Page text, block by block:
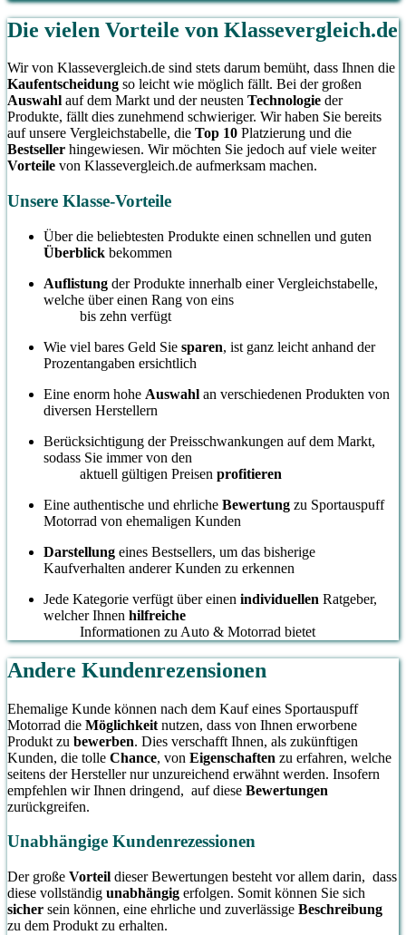
Die vielen Vorteile von Klassevergleich.de
Wir von Klassevergleich.de sind stets darum bemüht, dass Ihnen die
Kaufentscheidung so leicht wie möglich fällt. Bei der großen
Auswahl auf dem Markt und der neusten Technologie der
Produkte, fällt dies zunehmend schwieriger. Wir haben Sie bereits
auf unsere Vergleichstabelle, die Top 10 Platzierung und die
Bestseller hingewiesen. Wir möchten Sie jedoch auf viele weiter
Vorteile von Klassevergleich.de aufmerksam machen.
Unsere Klasse-Vorteile
Über die beliebtesten Produkte einen schnellen und guten
Überblick bekommen
Auflistung der Produkte innerhalb einer Vergleichstabelle,
welche über einen Rang von eins
bis zehn verfügt
Wie viel bares Geld Sie sparen, ist ganz leicht anhand der
Prozentangaben ersichtlich
Eine enorm hohe Auswahl an verschiedenen Produkten von
diversen Herstellern
Berücksichtigung der Preisschwankungen auf dem Markt,
sodass Sie immer von den
aktuell gültigen Preisen profitieren
Eine authentische und ehrliche Bewertung zu Sportauspuff
Motorrad von ehemaligen Kunden
Darstellung eines Bestsellers, um das bisherige
Kaufverhalten anderer Kunden zu erkennen
Jede Kategorie verfügt über einen individuellen Ratgeber,
welcher Ihnen hilfreiche
Informationen zu Auto & Motorrad bietet
Andere Kundenrezensionen
Ehemalige Kunde können nach dem Kauf eines Sportauspuff
Motorrad die Möglichkeit nutzen, dass von Ihnen erworbene
Produkt zu bewerben. Dies verschafft Ihnen, als zukünftigen
Kunden, die tolle Chance, von Eigenschaften zu erfahren, welche
seitens der Hersteller nur unzureichend erwähnt werden. Insofern
empfehlen wir Ihnen dringend, auf diese Bewertungen
zurückgreifen.
Unabhängige Kundenrezessionen
Der große Vorteil dieser Bewertungen besteht vor allem darin, dass
diese vollständig unabhängig erfolgen. Somit können Sie sich
sicher sein können, eine ehrliche und zuverlässige Beschreibung
zu dem Produkt zu erhalten.